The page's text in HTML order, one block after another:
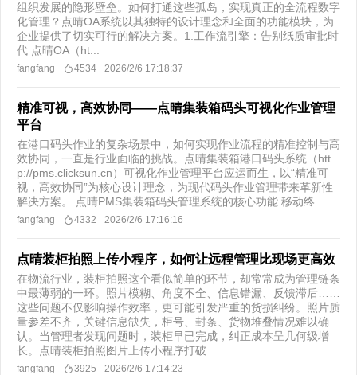
组织发展的隐形壁垒。如何打通这些孤岛，实现真正的全流程数字
化管理？点晴OA系统以其独特的设计理念和全面的功能模块，为
企业提供了切实可行的解决方案。1.工作流引擎：告别纸质审批时
代 点晴OA（ht...
fangfang 4534 2026/2/6 17:18:37
精准可视，高效协同——点晴集装箱码头可视化作业管理
平台
在港口码头作业的复杂场景中，如何实现作业流程的精准控制与高
效协同，一直是行业面临的挑战。点晴集装箱港口码头系统（htt
p://pms.clicksun.cn）可视化作业管理平台应运而生，以“精准可
视，高效协同”为核心设计理念，为现代码头作业管理带来革新性
解决方案。 点晴PMS集装箱码头管理系统的核心功能 移动终...
fangfang 4332 2026/2/6 17:16:16
点晴装柜拍照上传小程序，如何让远程管理比现场更高效
在物流行业，装柜拍照这个看似简单的环节，却常常成为管理链条
中最薄弱的一环。照片模糊、角度不全、信息错漏、反馈滞后……
这些问题不仅影响操作效率，更可能引发严重的货损纠纷。照片质
量参差不齐，关键信息缺失，柜号、封条、货物堆叠情况难以确
认。当管理者发现问题时，装柜早已完成，纠正成本呈几何级增
长。点晴装柜拍照图片上传小程序打破...
fangfang 3925 2026/2/6 17:14:23